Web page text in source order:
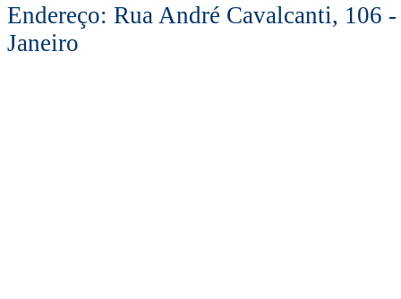
Endereço: Rua André Cavalcanti, 106
Janeiro